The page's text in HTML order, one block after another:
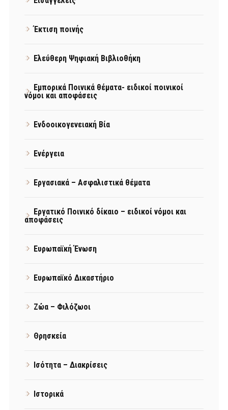
Έκτιση ποινής
Ελεύθερη Ψηφιακή Βιβλιοθήκη
Εμπορικά Ποινικά θέματα- ειδικοί ποινικοί
νόμοι και αποφάσεις
Ενδοοικογενειακή Βία
Ενέργεια
Εργασιακά – Ασφαλιστικά θέματα
Εργατικό Ποινικό δίκαιο – ειδικοί νόμοι και
αποφάσεις
Ευρωπαϊκή Ένωση
Ευρωπαϊκό Δικαστήριο
Ζώα – Φιλόζωοι
Θρησκεία
Ισότητα – Διακρίσεις
Ιστορικά